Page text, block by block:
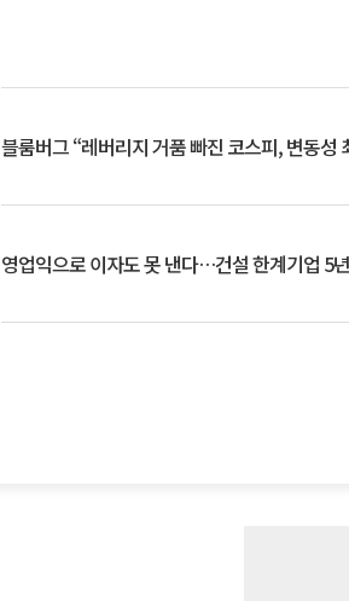
블룸버그 “레버리지 거품 빠진 코스피, 변동성
영업익으로 이자도 못 낸다…건설 한계기업 5